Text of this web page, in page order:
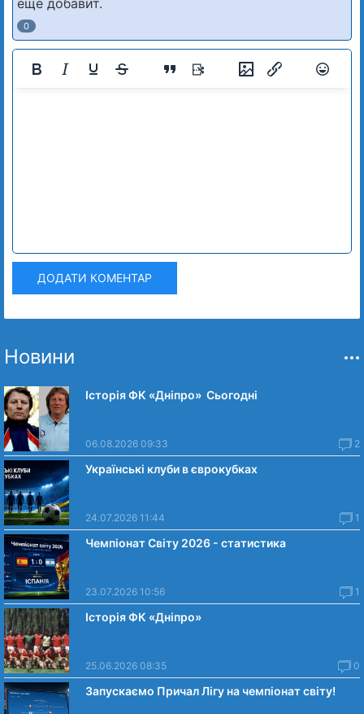
ещё добавит.
0
ДОДАТИ КОМЕНТАР
Новини
Історія ФК «Дніпро» Сьогодні
06.08.2026 09:33 2
Українські клуби в єврокубках
24.07.2026 11:44 1
Чемпіонат Світу 2026 - статистика
23.07.2026 10:56 1
Історія ФК «Дніпро»
25.06.2026 08:35 0
Запускаємо Причал Лігу на чемпіонат світу!